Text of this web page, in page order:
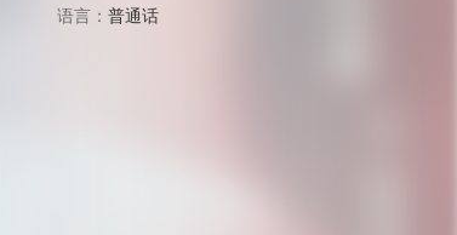
语言：普通话